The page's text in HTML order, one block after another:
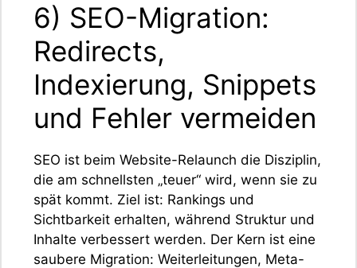
6) SEO-Migration:
Redirects,
Indexierung, Snippets
und Fehler vermeiden
SEO ist beim Website-Relaunch die Disziplin,
die am schnellsten „teuer“ wird, wenn sie zu
spät kommt. Ziel ist: Rankings und
Sichtbarkeit erhalten, während Struktur und
Inhalte verbessert werden. Der Kern ist eine
saubere Migration: Weiterleitungen, Meta-